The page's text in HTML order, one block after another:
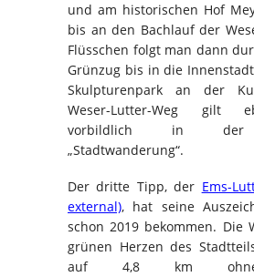
und am historischen Hof
bis an den Bachlauf der
Flüsschen folgt man dann
Grünzug bis in die
Skulpturenpark an der
Weser-Lutter-Weg gilt
vorbildlich in der
„Stadtwanderung“.
Der dritte Tipp, der Ems-
external), hat seine
schon 2019 bekommen. Die
grünen Herzen des
auf 4,8 km ohne